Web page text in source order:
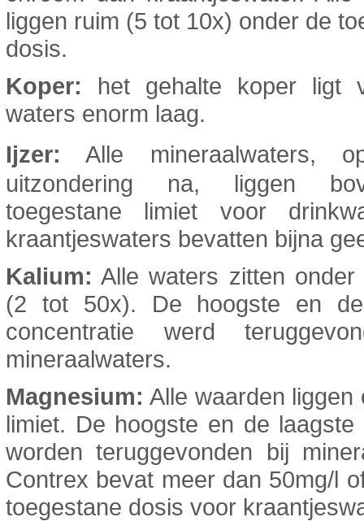
liggen ruim (5 tot 10x) onder de
dosis.
Koper: het gehalte koper ligt
waters enorm laag.
Ijzer: Alle mineraalwaters,
uitzondering na, liggen
toegestane limiet voor
kraantjeswaters bevatten bijna
Kalium: Alle waters zitten onder
(2 tot 50x). De hoogste en
concentratie werd
mineraalwaters.
Magnesium: Alle waarden liggen
limiet. De hoogste en de laagste
worden teruggevonden bij
Contrex bevat meer dan 50mg/l
toegestane dosis voor